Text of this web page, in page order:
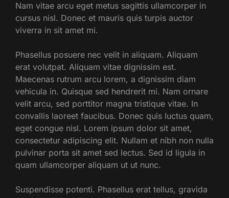
Nam vitae arcu eget metus sagittis ullamcorper in
cursus nisl. Donec et mauris quis turpis auctor
viverra in sit amet mi.
Phasellus posuere nec velit in aliquam. Aliquam
erat volutpat. Aliquam vitae dignissim est.
Maecenas rutrum arcu lorem, a dignissim diam
vehicula in. Quisque sed hendrerit mi. Nam ornare
velit arcu, sed porttitor magna tristique vitae. In
convallis laoreet faucibus. Donec quis luctus quam,
eget congue nisl. Lorem ipsum dolor sit amet,
consectetur adipiscing elit. Nullam et nibh non nulla
pulvinar porta sit amet sed lectus. Sed id ligula in
quam ullamcorper aliquam ut ut nunc.
Suspendisse potenti. Phasellus erat tellus, gravida